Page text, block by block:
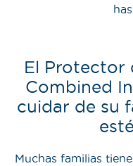
El Protector
Combined
cuidar de su
Muchas familias